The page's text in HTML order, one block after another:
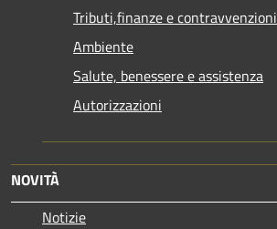
Tributi,finanze e contravvenzioni
Ambiente
Salute, benessere e assistenza
Autorizzazioni
NOVITÀ
Notizie